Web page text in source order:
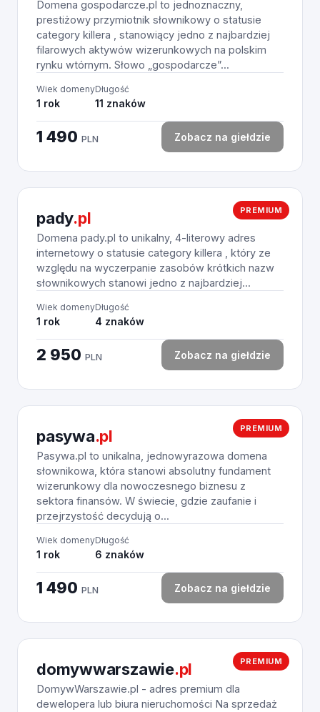
Domena gospodarcze.pl to jednoznaczny,
prestiżowy przymiotnik słownikowy o statusie
category killera , stanowiący jedno z najbardziej
filarowych aktywów wizerunkowych na polskim
rynku wtórnym. Słowo „gospodarcze”...
Wiek domeny
1 rok
Długość
11 znaków
1 490 PLN Zobacz na giełdzie
PREMIUM
pady.pl
Domena pady.pl to unikalny, 4-literowy adres
internetowy o statusie category killera , który ze
względu na wyczerpanie zasobów krótkich nazw
słownikowych stanowi jedno z najbardziej...
Wiek domeny
1 rok
Długość
4 znaków
2 950 PLN Zobacz na giełdzie
PREMIUM
pasywa.pl
Pasywa.pl to unikalna, jednowyrazowa domena
słownikowa, która stanowi absolutny fundament
wizerunkowy dla nowoczesnego biznesu z
sektora finansów. W świecie, gdzie zaufanie i
przejrzystość decydują o...
Wiek domeny
1 rok
Długość
6 znaków
1 490 PLN Zobacz na giełdzie
PREMIUM
domywwarszawie.pl
DomywWarszawie.pl - adres premium dla
dewelopera lub biura nieruchomości Na sprzedaż